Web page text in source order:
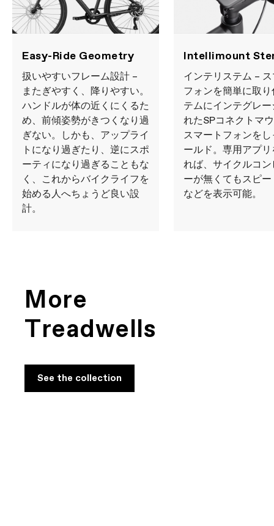
Easy-Ride Geometry
扱いやすいフレーム設計 –
またぎやすく、降りやすい。
ハンドルが体の近くにくるた
め、前傾姿勢がきつくなり過
ぎない。しかも、アップライ
トになり過ぎたり、逆にスポ
ーティになり過ぎることもな
く、これからバイクライフを
始める人へちょうど良い設
計。
Intellimount
インテリステム –
フォンを簡単に取
テムにインテグレ
れたSPコネクトマ
スマートフォンを
ールド。専用アプ
れば、サイクルコ
ーが無くてもスピ
などを表示可能。
More
Treadwells
See the collection